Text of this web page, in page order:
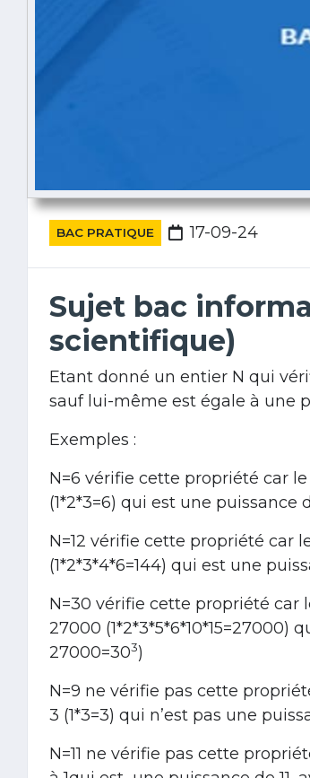
BAC PRATIQUE 17-09-24
Sujet bac
scientifique)
Etant donné un entier N qui
sauf lui-même est égale à une
Exemples :
N=6 vérifie cette propriété car
(1*2*3=6) qui est une puissance
N=12 vérifie cette propriété car
(1*2*3*4*6=144) qui est une
N=30 vérifie cette propriété car
27000
27000=303)
N=9 ne vérifie pas cette
3 (1*3=3) qui n’est pas une
N=11 ne vérifie pas cette